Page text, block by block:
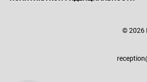
© 2026